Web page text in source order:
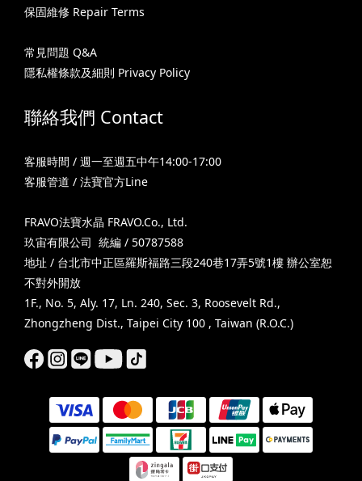
保固維修 Repair Terms
常見問題 Q&A
隱私權條款及細則 Privacy Policy
聯絡我們 Contact
客服時間 / 週一至週五中午14:00-17:00
客服管道 / 法寶官方Line
FRAVO法寶水晶 FRAVO.Co., Ltd.
玖宙有限公司 統編 / 50787588
地址 / 台北市中正區羅斯福路三段240巷17弄5號1樓 辦公室恕
不對外開放
1F., No. 5, Aly. 17, Ln. 240, Sec. 3, Roosevelt Rd.,
Zhongzheng Dist., Taipei City 100 , Taiwan (R.O.C.)